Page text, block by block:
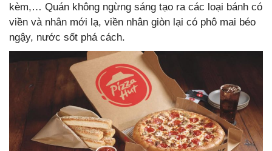
kèm,… Quán không ngừng sáng tạo ra các loại bánh có
viền và nhân mới lạ, viền nhân giòn lại có phô mai béo
ngậy, nước sốt phá cách.